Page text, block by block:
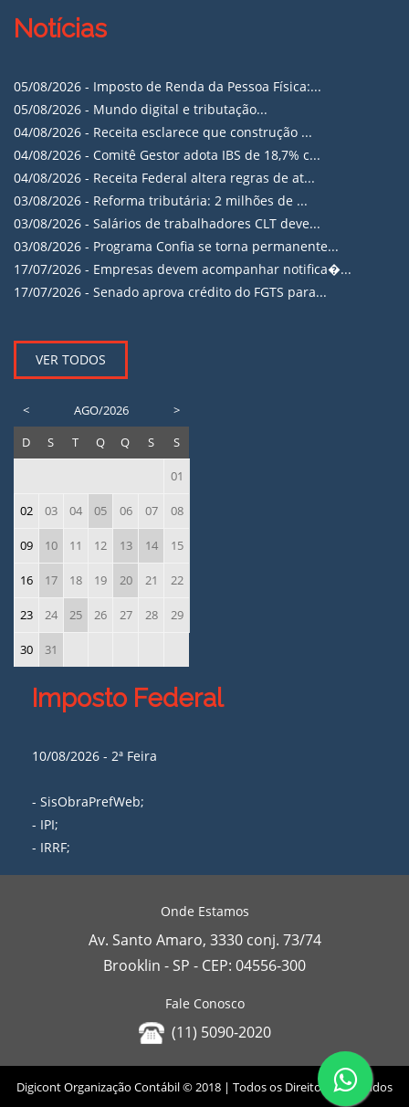
Notícias
05/08/2026 - Imposto de Renda da Pessoa Física:...
05/08/2026 - Mundo digital e tributação...
04/08/2026 - Receita esclarece que construção ...
04/08/2026 - Comitê Gestor adota IBS de 18,7% c...
04/08/2026 - Receita Federal altera regras de at...
03/08/2026 - Reforma tributária: 2 milhões de ...
03/08/2026 - Salários de trabalhadores CLT deve...
03/08/2026 - Programa Confia se torna permanente...
17/07/2026 - Empresas devem acompanhar notifica�...
17/07/2026 - Senado aprova crédito do FGTS para...
VER TODOS
< AGO/2026 >
D S T Q Q S S
01
02 03 04 05 06 07 08
09 10 11 12 13 14 15
16 17 18 19 20 21 22
23 24 25 26 27 28 29
30 31
Imposto Federal
10/08/2026 - 2ª Feira
- SisObraPrefWeb;
- IPI;
- IRRF;
Onde Estamos
Av. Santo Amaro, 3330 conj. 73/74
Brooklin - SP - CEP: 04556-300
Fale Conosco
(11) 5090-2020
Digicont Organização Contábil © 2018 | Todos os Direitos Reservados